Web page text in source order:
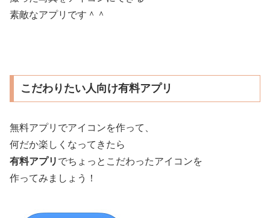
素敵なアプリです＾＾
こだわりたい人向け有料アプリ
無料アプリでアイコンを作って、
何だか楽しくなってきたら
有料アプリ でちょっとこだわったアイコンを
作ってみましょう！